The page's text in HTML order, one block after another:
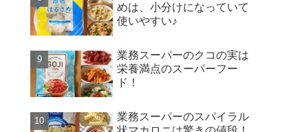
めは、小分けになっていて
使いやすい♪
業務スーパーのクコの実は
栄養満点のスーパーフー
ド！
業務スーパーのスパイラル